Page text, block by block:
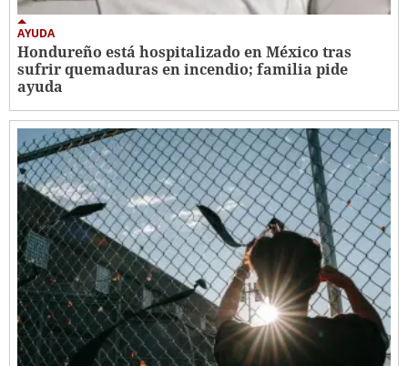
AYUDA
Hondureño está hospitalizado en México tras
sufrir quemaduras en incendio; familia pide
ayuda